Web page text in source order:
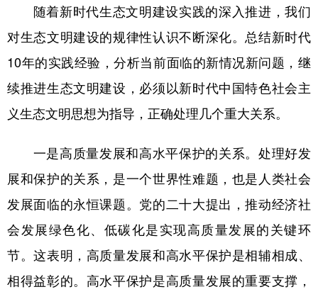
随着新时代生态文明建设实践的深入推进，我们
对生态文明建设的规律性认识不断深化。总结新时代
10年的实践经验，分析当前面临的新情况新问题，继
续推进生态文明建设，必须以新时代中国特色社会主
义生态文明思想为指导，正确处理几个重大关系。
一是高质量发展和高水平保护的关系。处理好发
展和保护的关系，是一个世界性难题，也是人类社会
发展面临的永恒课题。党的二十大提出，推动经济社
会发展绿色化、低碳化是实现高质量发展的关键环
节。这表明，高质量发展和高水平保护是相辅相成、
相得益彰的。高水平保护是高质量发展的重要支撑，